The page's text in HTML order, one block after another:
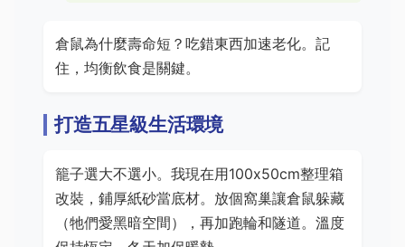
倉鼠為什麼壽命短？吃錯東西加速老化。記
住，均衡飲食是關鍵。
打造五星級生活環境
籠子選大不選小。我現在用100x50cm整理箱
改裝，鋪厚紙砂當底材。放個窩巢讓倉鼠躲藏
（牠們愛黑暗空間），再加跑輪和隧道。溫度